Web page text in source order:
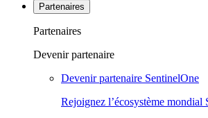
Partenaires
Partenaires
Devenir partenaire
Devenir partenaire SentinelOne
Rejoignez l’écosystème mondial